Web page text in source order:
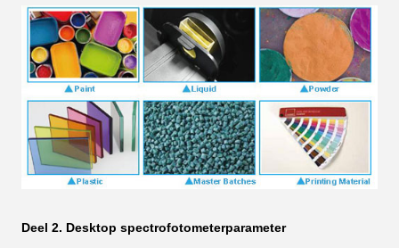
Deel 2. Desktop spectrofotometerparameter